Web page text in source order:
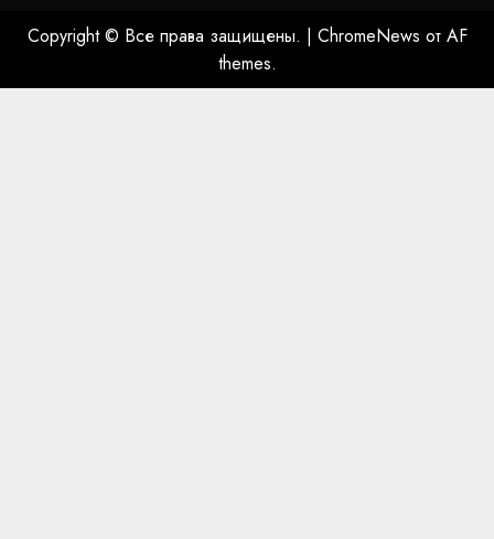
Copyright © Все права защищены. | ChromeNews от AF
themes.